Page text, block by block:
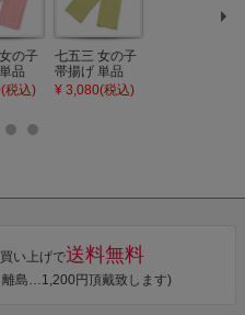
の子
品
」日
装 着
便不
税込)
七五三 女の子
帯揚げ 単品
「若葉色」日
【メール便不
¥ 3,080(税込)
【メール便不
い上げで送料無料
島…1,200円頂戴致します)